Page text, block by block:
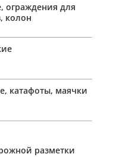
ограждения для
колон
катафоты, маячки
разметки